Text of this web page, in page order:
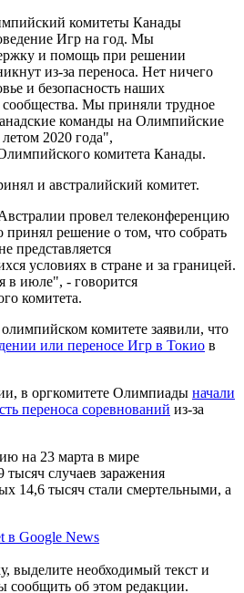
комитеты Канады
Игр на год. Мы
и помощь при решении
из-за переноса. Нет ничего
и безопасность наших
Мы приняли трудное
команды на Олимпийские
2020 года",
комитета Канады.
и австралийский комитет.
провел телеконференцию
принял решение о том, что собрать
представляется
условиях в стране и за границей.
в июле", - говорится
комитета.
комитете заявили, что
или переносе Игр в Токио в
в оргкомитете Олимпиады начали
переноса соревнований из-за
на 23 марта в мире
случаев заражения
14,6 тысяч стали смертельными, а
в Google News
выделите необходимый текст и
сообщить об этом редакции.